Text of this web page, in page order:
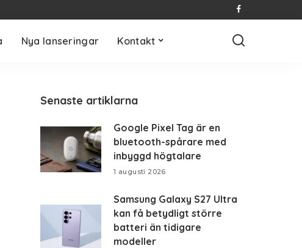
Nya lanseringar Kontakt
Senaste artiklarna
Google Pixel Tag är en
bluetooth-spårare med
inbyggd högtalare
1 augusti 2026
Samsung Galaxy S27 Ultra
kan få betydligt större
batteri än tidigare
modeller